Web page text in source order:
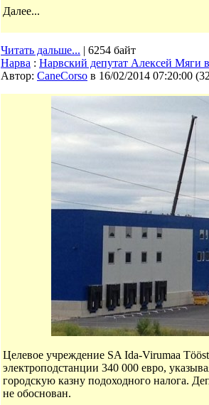
Далее...
Читать дальше... | 6254 байт
Нарва : Нарвский депутат Алексей Мяги
Автор: CaneCorso в 16/02/2014 07:20:00 (
Целевое учреждение SA Ida-Virumaa
электроподстанции 340 000 евро,
городскую казну подоходного налога.
не обоснован.